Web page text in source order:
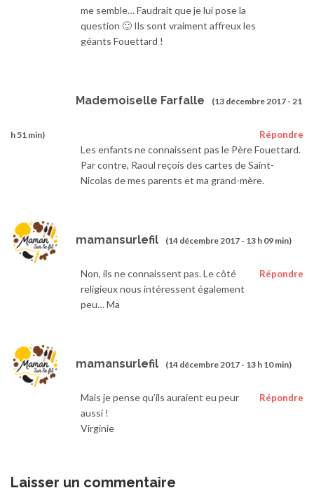
me semble… Faudrait que je lui pose la
question 🙂 Ils sont vraiment affreux les
géants Fouettard !
Mademoiselle Farfalle (13 décembre 2017 - 21
h 51 min) Répondre
Les enfants ne connaissent pas le Père Fouettard.
Par contre, Raoul reçois des cartes de Saint-
Nicolas de mes parents et ma grand-mère.
mamansurlefil (14 décembre 2017 - 13 h 09 min)
Répondre
Non, ils ne connaissent pas. Le côté
religieux nous intéressent également
peu… Ma
mamansurlefil (14 décembre 2017 - 13 h 10 min)
Répondre
Mais je pense qu’ils auraient eu peur
aussi !
Virginie
Laisser un commentaire